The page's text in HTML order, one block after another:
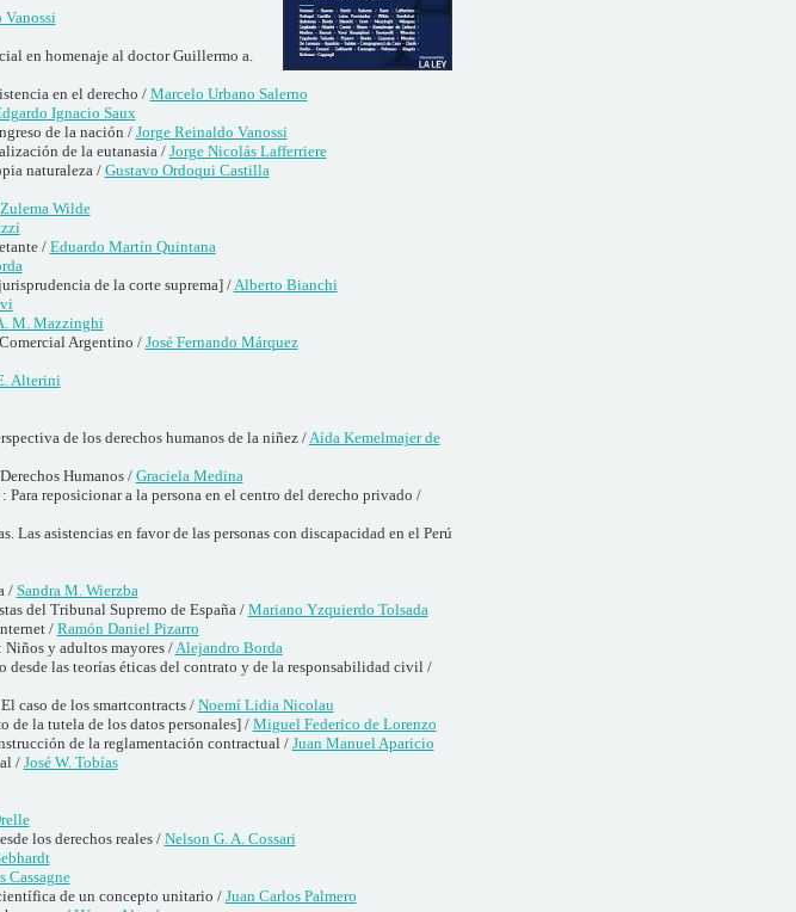
Vanossi
en homenaje al doctor Guillermo a.
en el derecho / Marcelo Urbano Salerno
Ignacio Saux
de la nación /Jorge Reinaldo Vanossi
de la eutanasia / Jorge Nicolás Lafferriere
naturaleza / Gustavo Ordoqui Castilla
Zulema Wilde
/ Eduardo Martín Quintana
de la corte suprema] / Alberto Bianchi
M. Mazzinghi
Argentino /José Fernando Márquez
Alterini
de los derechos humanos de la niñez / Aída Kemelmajer de
Humanos /Graciela Medina
reposicionar a la persona en el centro del derecho privado /
Las asistencias en favor de las personas con discapacidad en el Perú
/ Sandra M. Wierzba
del Tribunal Supremo de España / Mariano Yzquierdo Tolsada
/ Ramón Daniel Pizarro
Niños y adultos mayores / Alejandro Borda
desde las teorías éticas del contrato y de la responsabilidad civil /
caso de los smartcontracts / Noemí Lidia Nicolau
de la tutela de los datos personales] /Miguel Federico de Lorenzo
de la reglamentación contractual / Juan Manuel Aparicio
/ José W. Tobías
los derechos reales / Nelson G. A. Cossari
Cassagne
de un concepto unitario / Juan Carlos Palmero